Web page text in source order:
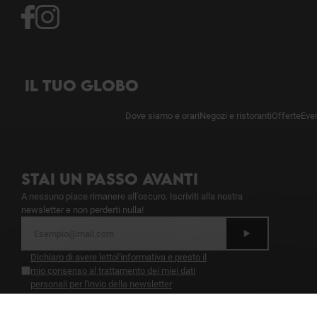
IL TUO GLOBO
Dove siamo e orariNegozi e ristorantiOfferte
STAI UN PASSO AVANTI
A nessuno piace rimanere all'oscuro. Iscriviti alla nostra
newsletter e non perderti nulla!
Dichiaro di avere letto l'informativa e presto il
mio consenso al trattamento dei miei dati
personali per l'invio della newsletter